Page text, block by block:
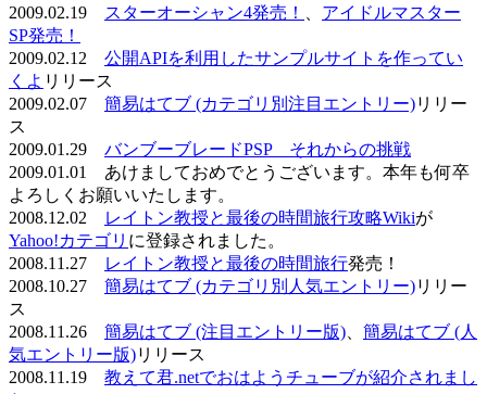
2009.02.19
スターオーシャン4発売！
アイドルマスター
SP発売！
2009.02.12 公開APIを利用したサンプルサイトを作ってい
くよ リリース
2009.02.07 簡易はてブ (カテゴリ別注目エントリー)リリー
ス
2009.01.29 バンブーブレードPSP それからの挑戦
2009.01.01 あけましておめでとうございます。本年も何卒
よろしくお願いいたします。
2008.12.02
レイトン教授と最後の時間旅行攻略Wikiが
Yahoo!カテゴリ に登録されました。
2008.11.27
レイトン教授と最後の時間旅行発売！
2008.10.27 簡易はてブ (カテゴリ別人気エントリー)リリー
ス
2008.11.26 簡易はてブ (注目エントリー版)
簡易はてブ (人
気エントリー版)リリース
2008.11.19 教えて君.netでおはようチューブが紹介されまし